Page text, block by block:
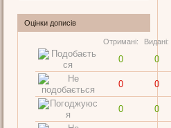
Оцінки дописів
Отримані: Видані:
0 0
0 0
0 0